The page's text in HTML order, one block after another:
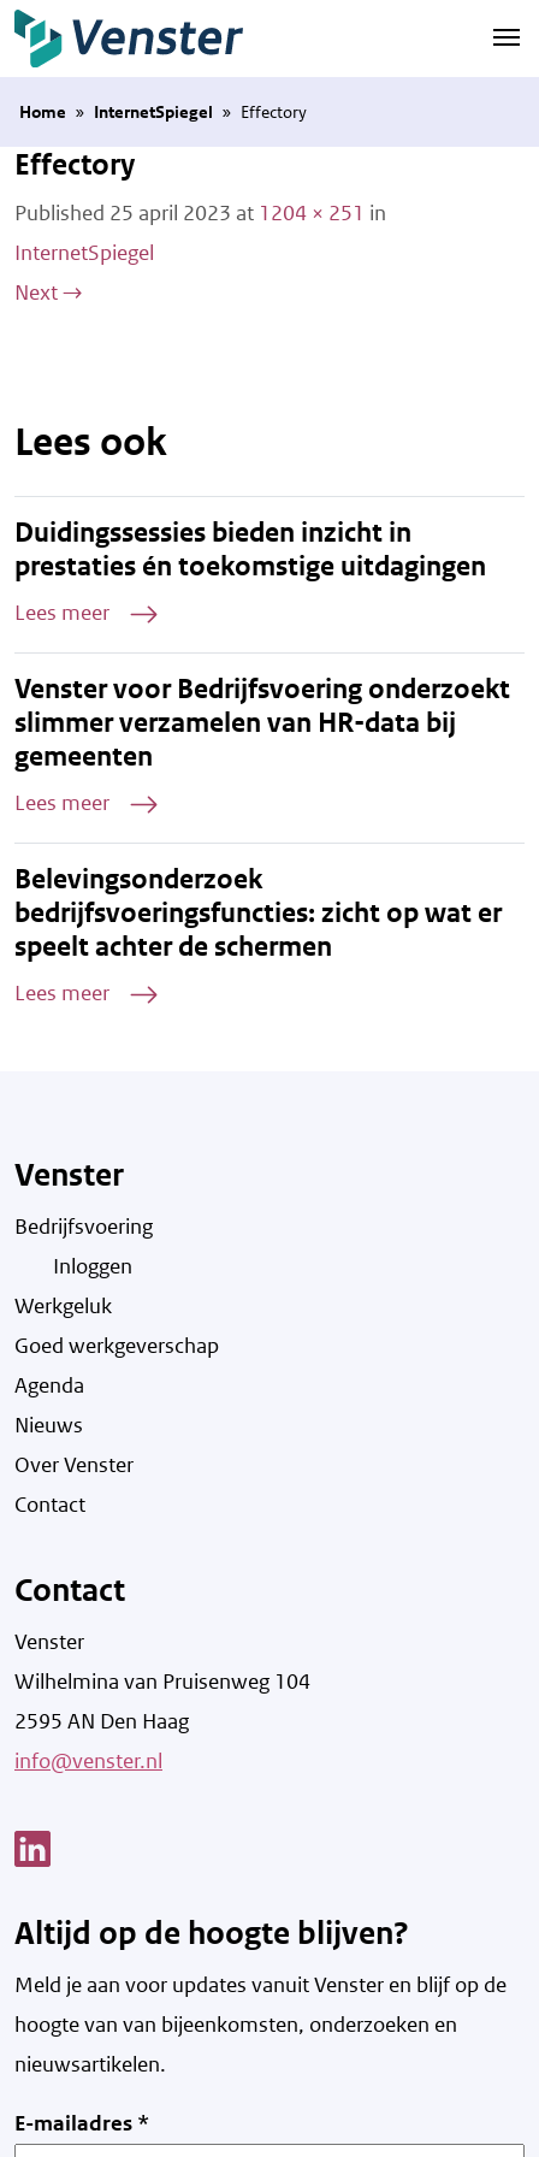
Naar hoofdinhoud
Home » InternetSpiegel » Effectory
Effectory
Published 25 april 2023 at 1204 × 251 in
InternetSpiegel
Next→
Lees ook
Duidingssessies bieden inzicht in
prestaties én toekomstige uitdagingen
Lees meer
Venster voor Bedrijfsvoering onderzoekt
slimmer verzamelen van HR-data bij
gemeenten
Lees meer
Belevingsonderzoek
bedrijfsvoeringsfuncties: zicht op wat er
speelt achter de schermen
Lees meer
Venster
Bedrijfsvoering
Inloggen
Werkgeluk
Goed werkgeverschap
Agenda
Nieuws
Over Venster
Contact
Contact
Venster
Wilhelmina van Pruisenweg 104
2595 AN Den Haag
info@venster.nl
Altijd op de hoogte blijven?
Meld je aan voor updates vanuit Venster en blijf op de
hoogte van van bijeenkomsten, onderzoeken en
nieuwsartikelen.
E-mailadres *